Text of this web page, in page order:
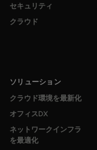
セキュリティ
クラウド
ソリューション
クラウド環境を最新化
オフィスDX
ネットワークインフラ
を最適化